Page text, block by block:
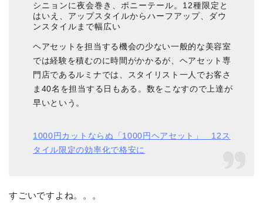
シニョンに夜会巻き、ポニーテール。12種限定と
はいえ、アップスタイルからハーフアップ、ダウ
ンスタイルまで幅広い
ヘアセットを担当する機会の少ない一般的な美容室
では経験を積むのに時間がかかるが、ヘアセット専
門店であるルミナでは、スタイリスト一人でお客さ
ま40名を担当する日もある。数をこなすので上達が
早いという。
1000円カットならぬ「1000円ヘアセット」 12ス
タイル限定の効率化で格安に
すごいですよね。。。